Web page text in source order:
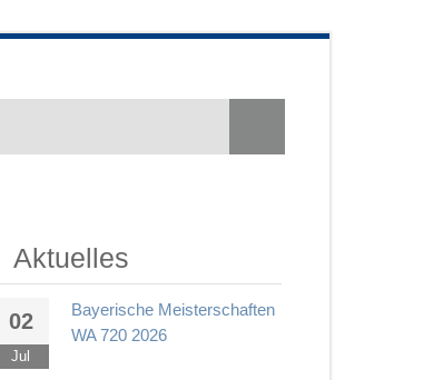
Aktuelles
02
Jul
Bayerische Meisterschaften
WA 720 2026